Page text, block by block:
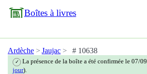
Boîtes à livres
Ardèche Jaujac # 10638
✓ La présence de la boîte a été confirmée le 07/
jour).